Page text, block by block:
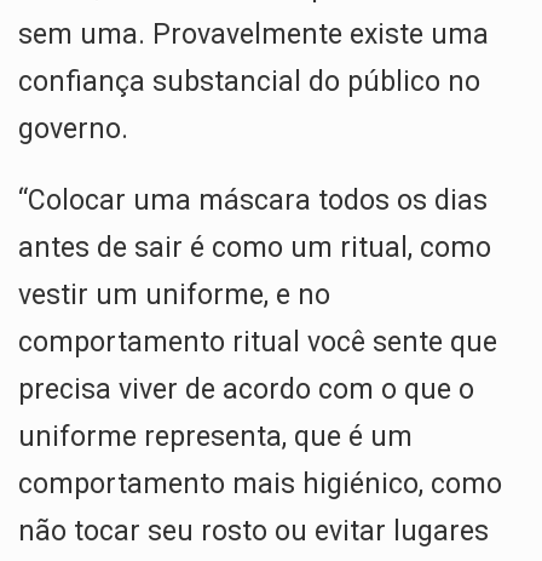
sem uma. Provavelmente existe uma
confiança substancial do público no
governo.
“Colocar uma máscara todos os dias
antes de sair é como um ritual, como
vestir um uniforme, e no
comportamento ritual você sente que
precisa viver de acordo com o que o
uniforme representa, que é um
comportamento mais higiénico, como
não tocar seu rosto ou evitar lugares